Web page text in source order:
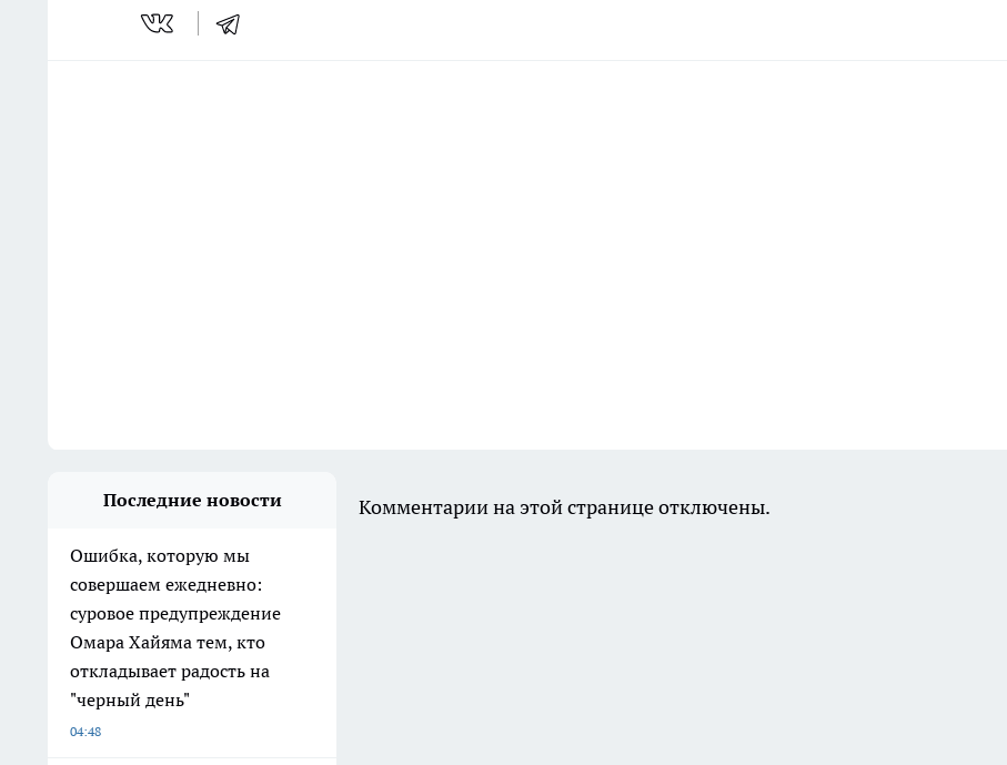
Последние новости
Ошибка, которую мы
совершаем ежедневно:
суровое предупреждение
Омара Хайяма тем, кто
откладывает радость на
"черный день"
04:48
Комментарии на этой странице отключены.